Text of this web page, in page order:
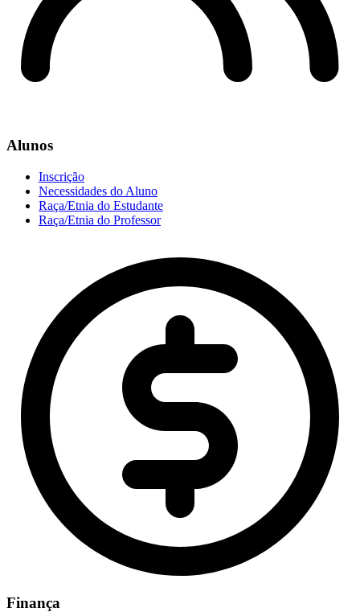
Alunos
Inscrição
Necessidades do Aluno
Raça/Etnia do Estudante
Raça/Etnia do Professor
Finança